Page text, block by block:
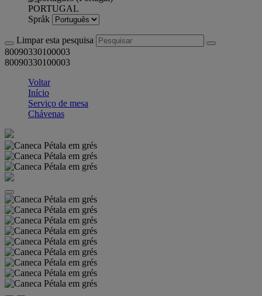
PORTUGAL
Språk
Limpar esta pesquisa
80090330100003
80090330100003
Voltar
Início
Serviço de mesa
Chávenas